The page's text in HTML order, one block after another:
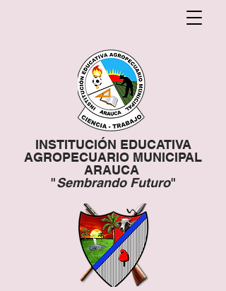
INSTITUCIÓN EDUCATIVA
AGROPECUARIO MUNICIPAL
ARAUCA
"Sembrando Futuro"